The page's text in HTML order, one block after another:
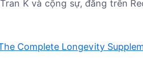
K và cộng sự, đăng trên
Complete Longevity